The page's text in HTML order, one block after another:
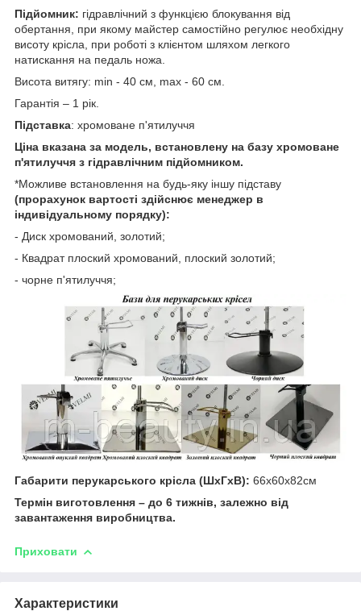
Підйомник: гідравлічний з функцією блокування від
обертання, при якому майстер самостійно регулює необхідну
висоту крісла, при роботі з клієнтом шляхом легкого
натискання на педаль ножа.
Висота витягу: min - 40 см, max - 60 см.
Гарантія – 1 рік.
Підставка: хромоване п'ятилуччя
Ціна вказана за модель, встановлену на базу хромоване
п'ятилуччя з гідравлічним підйомником.
*Можливе встановлення на будь-яку іншу підставу
(прорахунок вартості здійснює менеджер в
індивідуальному порядку):
- Диск хромований, золотий;
- Квадрат плоский хромований, плоский золотий;
- чорне п'ятилуччя;
Габарити перукарського крісла (ШхГхВ): 66x60x82см
Термін виготовлення – до 6 тижнів, залежно від
завантаження виробництва.
Приховати
Характеристики